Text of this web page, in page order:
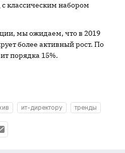
классическим набором
мы ожидаем, что в 2019
более активный рост. По
порядка 15%.
ит-директору тренды